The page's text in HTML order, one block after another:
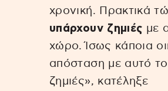
χρονική. Πρακτικά
υπάρχουν ζημιές με
χώρο. Ίσως κάποια
απόσταση με αυτό
ζημιές», κατέληξε